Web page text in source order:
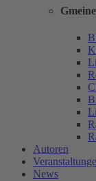
Autoren
News